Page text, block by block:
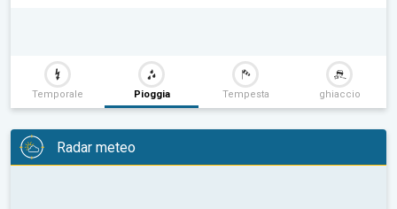
Temporale Pioggia Tempesta ghiaccio
Radar meteo